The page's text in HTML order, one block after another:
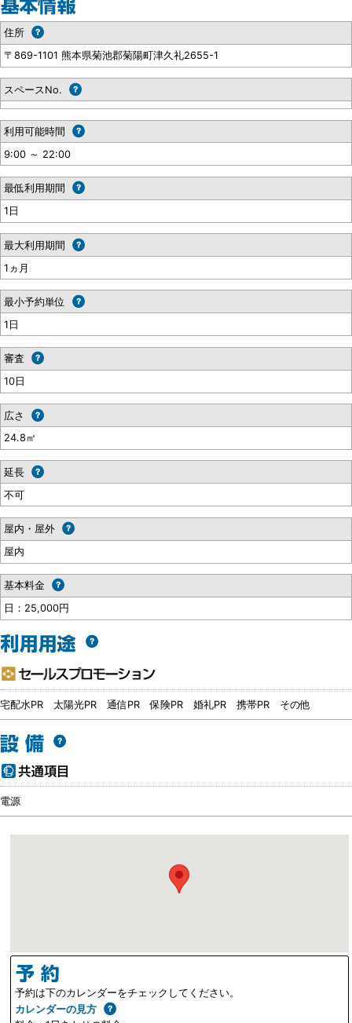
住所
〒869-1101 熊本県菊池郡菊陽町津久礼2655-1
スペースNo.
利用可能時間
9:00 ～ 22:00
最低利用期間
1日
最大利用期間
1ヵ月
最小予約単位
1日
審査
10日
広さ
24.8㎡
延長
不可
屋内・屋外
屋内
基本料金
日：25,000円
宅配水PR 太陽光PR 通信PR 保険PR 婚礼PR 携帯PR その他
電源
予約は下のカレンダーをチェックしてください。
カレンダーの見方